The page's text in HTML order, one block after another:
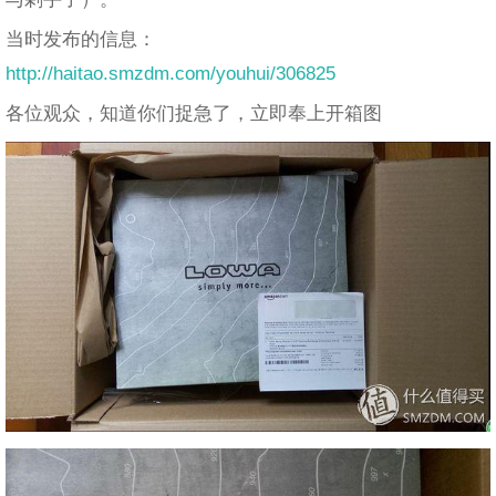
当时发布的信息：
http://haitao.smzdm.com/youhui/306825
各位观众，知道你们捉急了，立即奉上开箱图